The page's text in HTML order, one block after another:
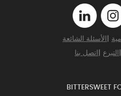
الأسئلة الشائعة
التبرع اتصل بنا
BITTERSWEET